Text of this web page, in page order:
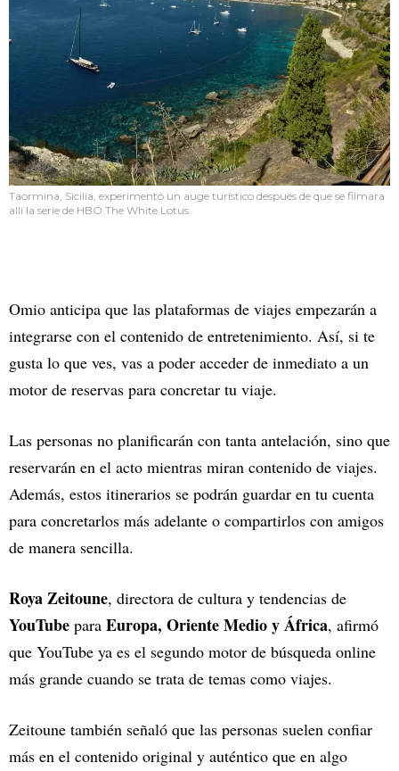
Taormina, Sicilia, experimentó un auge turístico después de que se filmara
allí la serie de HBO The White Lotus.
Omio anticipa que las plataformas de viajes empezarán a
integrarse con el contenido de entretenimiento. Así, si te
gusta lo que ves, vas a poder acceder de inmediato a un
motor de reservas para concretar tu viaje.
Las personas no planificarán con tanta antelación, sino que
reservarán en el acto mientras miran contenido de viajes.
Además, estos itinerarios se podrán guardar en tu cuenta
para concretarlos más adelante o compartirlos con amigos
de manera sencilla.
Roya Zeitoune, directora de cultura y tendencias de
YouTube para Europa, Oriente Medio y África, afirmó
que YouTube ya es el segundo motor de búsqueda online
más grande cuando se trata de temas como viajes.
Zeitoune también señaló que las personas suelen confiar
más en el contenido original y auténtico que en algo